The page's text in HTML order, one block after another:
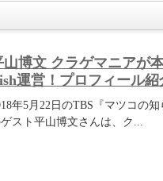
山博文 クラゲマニアが本
運営！プロフィール紹
年5月22日のTBS『マツコの知
スト平山博文さんは、ク...